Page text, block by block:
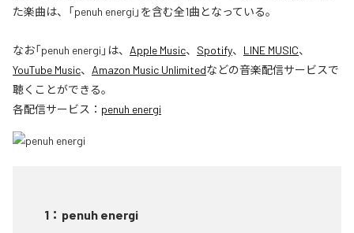
た楽曲は、「penuh energi」を含む全1曲となっている。
なお「penuh energi 」は、 Apple Music、 Spotify、 LINE MUSIC、
YouTube Music、 Amazon Music Unlimitedなどの音楽配信サービスで
聴くことができる。
各配信サービス： penuh energi
1 ： penuh energi